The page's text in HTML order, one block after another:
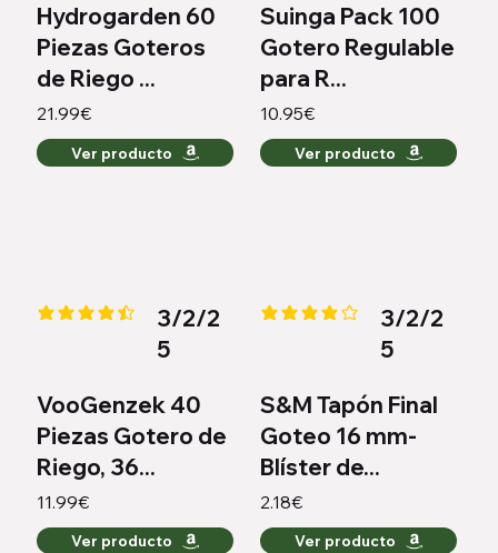
Hydrogarden 60
Piezas Goteros
de Riego ...
21.99€
Ver producto
Suinga Pack 100
Gotero Regulable
para R...
10.95€
Ver producto
la calificación promedio es 4.4 de 5
3/2/2
5
VooGenzek 40
Piezas Gotero de
Riego, 36...
11.99€
Ver producto
la calificación promedio es 4.2
3/2/2
5
S&M Tapón Final
Goteo 16 mm-
Blíster de...
2.18€
Ver producto